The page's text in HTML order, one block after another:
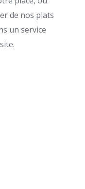
de nos plats
un service